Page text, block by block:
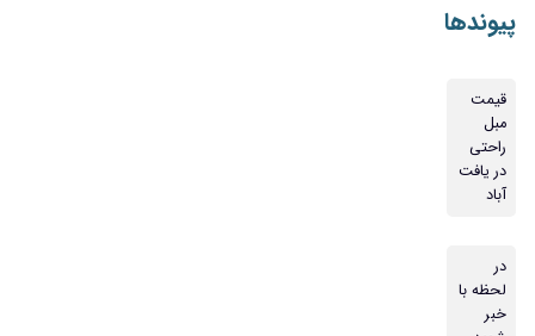
پیوندها
قیمت
مبل
راحتی
در یافت
آباد
در
لحظه با
خبر